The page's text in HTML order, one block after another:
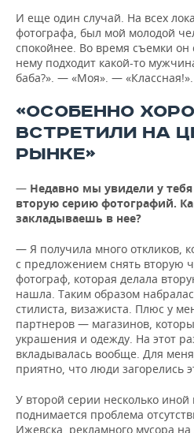
И еще один случай. На всех
фотографа, был мой молодой
спокойнее. Во время съемки он
нему подходит какой-то
баба?». — «Моя». — «Классная!».
«ОСОБЕННО
ВСТРЕТИЛИ НА
РЫНКЕ»
— Недавно мы увидели у
вторую серию фотографий.
закладываешь в нее?
— Я получила много откликов,
с предложением снять вторую
фотограф, которая делала
нашла. Таким образом
стилиста, визажиста. Плюс у
партнеров — магазинов,
украшения и одежду. На этот
вкладывалась вообще. Для
приятно, что люди загорелись
У второй серии несколько
поднимается проблема
Ижевска, рекламного мусора